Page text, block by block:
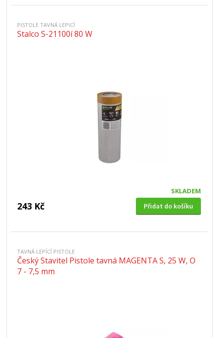
PISTOLE TAVNÁ LEPICÍ
Stalco S-21100í 80 W
SKLADEM
243 Kč Přidat do košíku
TAVNÁ LEPÍCÍ PISTOLE
Český Stavitel Pistole tavná MAGENTA S, 25 W, O
7 - 7,5 mm